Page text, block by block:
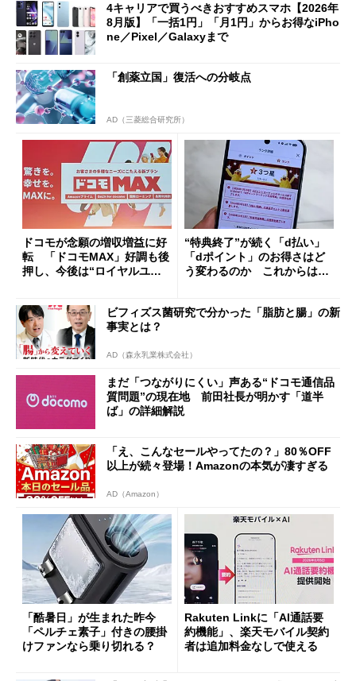
4キャリアで買うべきおすすめスマホ【2026年
8月版】「一括1円」「月1円」からお得なiPho
ne／Pixel／Galaxyまで
「創薬立国」復活への分岐点
AD（三菱総合研究所）
ドコモが念願の増収増益に好
転 「ドコモMAX」好調も後
押し、今後は“ロイヤルユー
“特典終了”が続く「d払い」
「dポイント」のお得さはど
う変わるのか これからは
ビフィズス菌研究で分かった「脂肪と腸」の新
事実とは？
AD（森永乳業株式会社）
まだ「つながりにくい」声ある“ドコモ通信品
質問題”の現在地 前田社長が明かす「道半
ば」の詳細解説
「え、こんなセールやってたの？」80％OFF
以上が続々登場！Amazonの本気が凄すぎる
AD（Amazon）
「酷暑日」が生まれた昨今
「ペルチェ素子」付きの腰掛
けファンなら乗り切れる？
Rakuten Linkに「AI通話要
約機能」、楽天モバイル契約
者は追加料金なしで使える